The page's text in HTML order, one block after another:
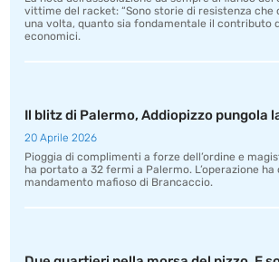
vittime del racket: “Sono storie di resistenza che
una volta, quanto sia fondamentale il contributo
economici.
Il blitz di Palermo, Addiopizzo pungola
20 Aprile 2026
Pioggia di complimenti a forze dell’ordine e
ha portato a 32 fermi a Palermo. L’operazione ha
mandamento mafioso di Brancaccio.